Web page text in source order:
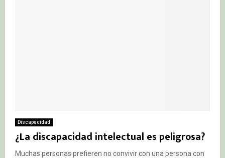
Discapacidad
¿La discapacidad intelectual es peligrosa?
Muchas personas prefieren no convivir con una persona con